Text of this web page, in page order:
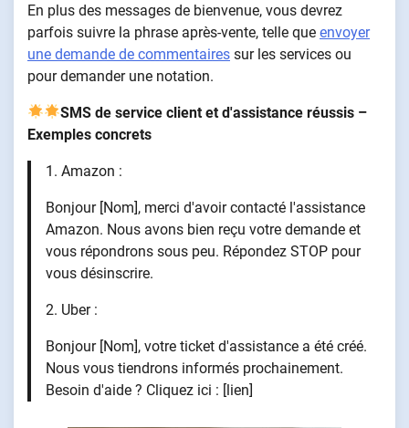
En plus des messages de bienvenue, vous devrez
parfois suivre la phrase après-vente, telle que envoyer
une demande de commentaires sur les services ou
pour demander une notation.
SMS de service client et d'assistance réussis –
Exemples concrets
1. Amazon :
Bonjour [Nom], merci d'avoir contacté l'assistance
Amazon. Nous avons bien reçu votre demande et
vous répondrons sous peu. Répondez STOP pour
vous désinscrire.
2. Uber :
Bonjour [Nom], votre ticket d'assistance a été créé.
Nous vous tiendrons informés prochainement.
Besoin d'aide ? Cliquez ici : [lien]